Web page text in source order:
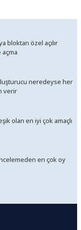
bloktan özel açılır
neredeyse her
verir
olan en iyi çok amaçlı
en çok oy